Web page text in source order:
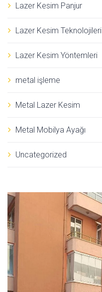
Lazer Kesim Panjur
Lazer Kesim Teknolojileri
Lazer Kesim Yöntemleri
metal işleme
Metal Lazer Kesim
Metal Mobilya Ayağı
Uncategorized